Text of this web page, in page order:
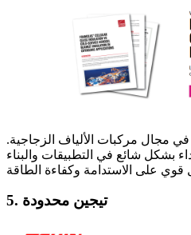
مجال مركبات الألياف الزجاجية.
بشكل شائع في التطبيقات والبناء
5. تيجين محدودة